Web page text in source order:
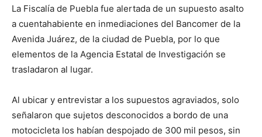
La Fiscalía de Puebla fue alertada de un supuesto asalto
a cuentahabiente en inmediaciones del Bancomer de la
Avenida Juárez, de la ciudad de Puebla, por lo que
elementos de la Agencia Estatal de Investigación se
trasladaron al lugar.
Al ubicar y entrevistar a los supuestos agraviados, solo
señalaron que sujetos desconocidos a bordo de una
motocicleta los habían despojado de 300 mil pesos, sin